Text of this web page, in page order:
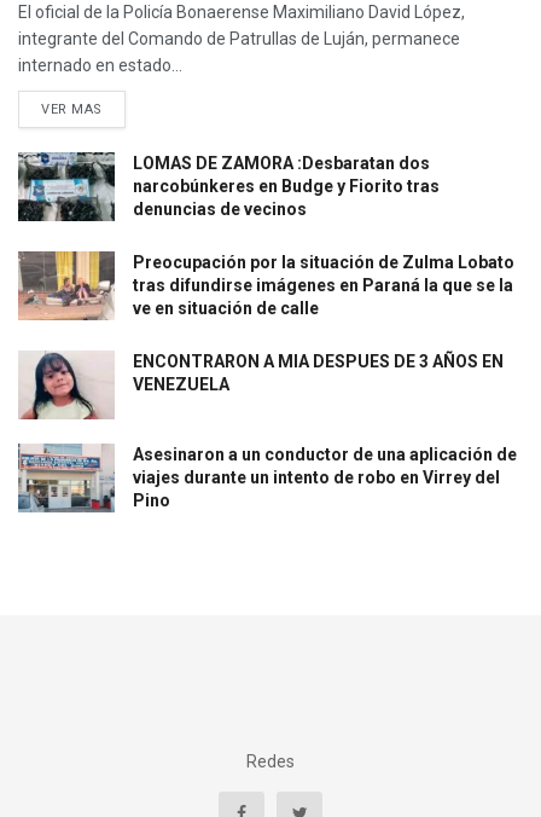
El oficial de la Policía Bonaerense Maximiliano David López,
integrante del Comando de Patrullas de Luján, permanece
internado en estado...
VER MAS
LOMAS DE ZAMORA :Desbaratan dos
narcobúnkeres en Budge y Fiorito tras
denuncias de vecinos
Preocupación por la situación de Zulma Lobato
tras difundirse imágenes en Paraná la que se la
ve en situación de calle
ENCONTRARON A MIA DESPUES DE 3 AÑOS EN
VENEZUELA
Asesinaron a un conductor de una aplicación de
viajes durante un intento de robo en Virrey del
Pino
Redes